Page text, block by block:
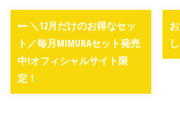
＼12月だけのお得なセッ
ト／毎月MIMURAセット発売
中!オフィシャルサイト限
定！